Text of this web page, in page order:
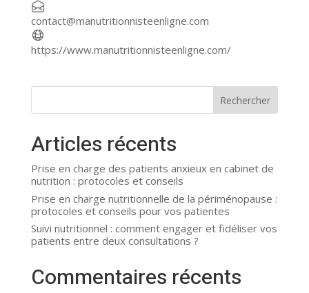
contact@manutritionnisteenligne.com
https://www.manutritionnisteenligne.com/
Rechercher
Articles récents
Prise en charge des patients anxieux en cabinet de
nutrition : protocoles et conseils
Prise en charge nutritionnelle de la périménopause :
protocoles et conseils pour vos patientes
Suivi nutritionnel : comment engager et fidéliser vos
patients entre deux consultations ?
Commentaires récents